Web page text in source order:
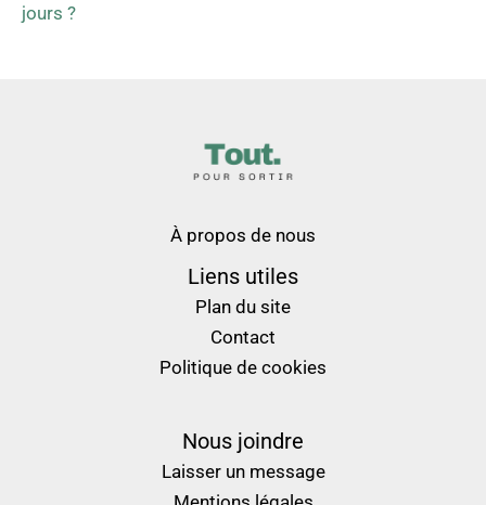
jours ?
À propos de nous
Liens utiles
Plan du site
Contact
Politique de cookies
Nous joindre
Laisser un message